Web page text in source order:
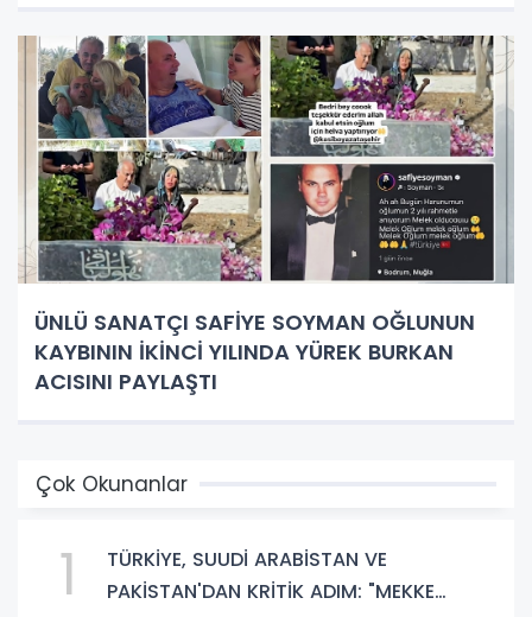
ÜNLÜ SANATÇI SAFİYE SOYMAN OĞLUNUN
KAYBININ İKİNCİ YILINDA YÜREK BURKAN
ACISINI PAYLAŞTI
Çok Okunanlar
1
TÜRKİYE, SUUDİ ARABİSTAN VE
PAKİSTAN'DAN KRİTİK ADIM: "MEKKE